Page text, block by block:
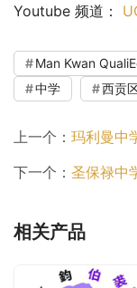
Youtube 频道：
Man Kwan
中学
西贡
上一个： 玛利曼中学
下一个： 圣保禄中学
相关产品